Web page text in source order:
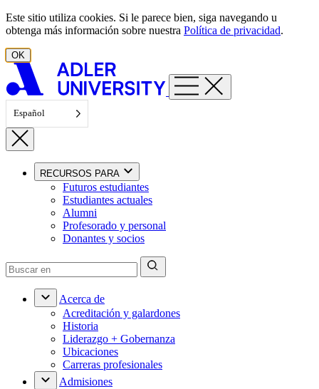
Ir al contenido
Este sitio utiliza cookies. Si le parece bien, siga navegando u
obtenga más información sobre nuestra Política de privacidad.
OK
Español
RECURSOS PARA
Futuros estudiantes
Estudiantes actuales
Alumni
Profesorado y personal
Donantes y socios
Acerca de
Acreditación y galardones
Historia
Liderazgo + Gobernanza
Ubicaciones
Carreras profesionales
Admisiones